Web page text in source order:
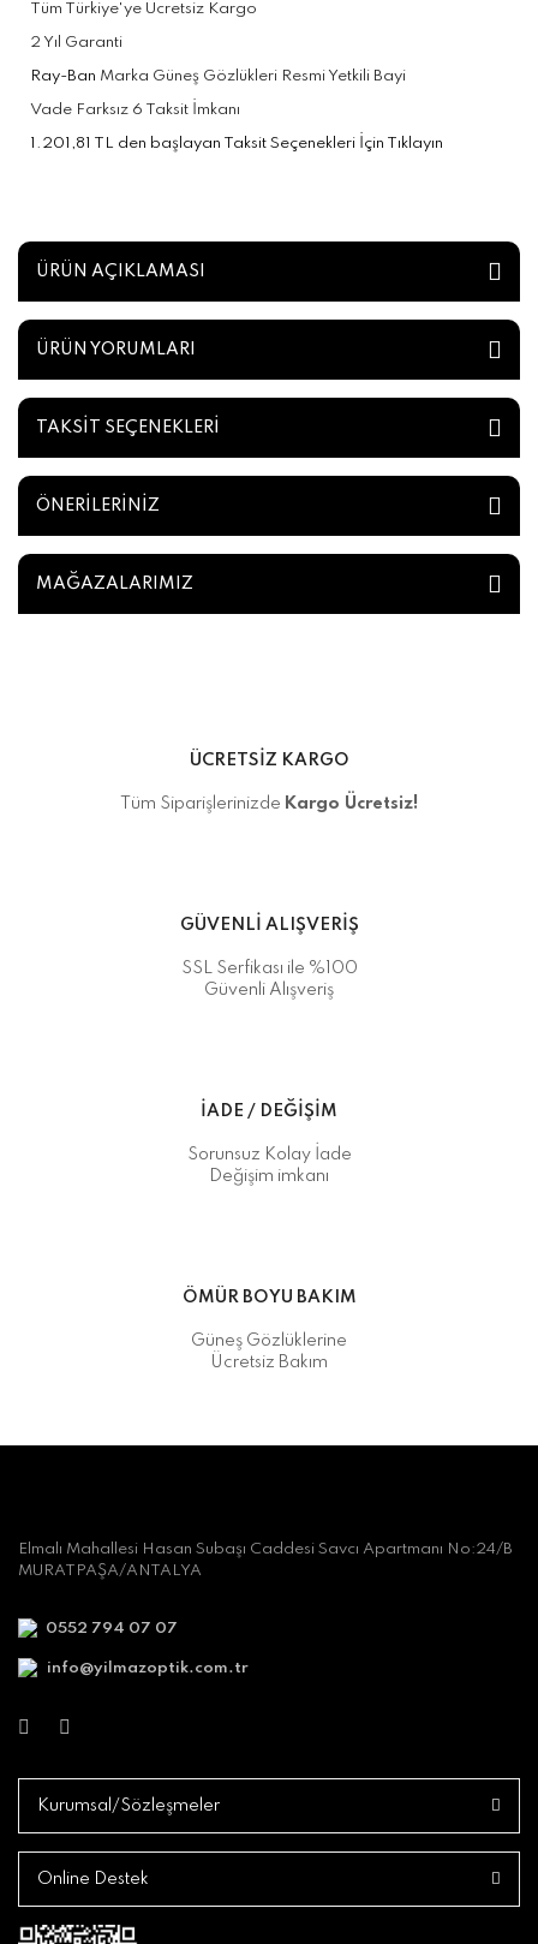
Tüm Türkiye'ye Ücretsiz Kargo
2 Yıl Garanti
Ray-Ban Marka Güneş Gözlükleri Resmi Yetkili Bayi
Vade Farksız 6 Taksit İmkanı
1.201,81 TL den başlayan Taksit Seçenekleri İçin Tıklayın
ÜRÜN AÇIKLAMASI
ÜRÜN YORUMLARI
TAKSİT SEÇENEKLERİ
ÖNERİLERİNİZ
MAĞAZALARIMIZ
ÜCRETSİZ KARGO
Tüm Siparişlerinizde Kargo Ücretsiz!
GÜVENLİ ALIŞVERİŞ
SSL Serfikası ile %100
Güvenli Alışveriş
İADE / DEĞİŞİM
Sorunsuz Kolay İade
Değişim imkanı
ÖMÜR BOYU BAKIM
Güneş Gözlüklerine
Ücretsiz Bakım
Elmalı Mahallesi Hasan Subaşı Caddesi Savcı Apartmanı No:24/B
MURATPAŞA/ANTALYA
0552 794 07 07
info@yilmazoptik.com.tr
Kurumsal/Sözleşmeler
Online Destek